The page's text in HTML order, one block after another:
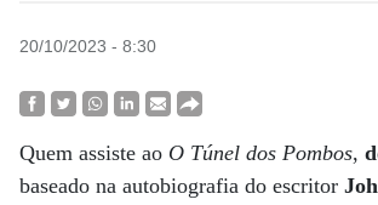
20/10/2023 - 8:30
Quem assiste ao O Túnel dos Pombos,
baseado na autobiografia do escritor